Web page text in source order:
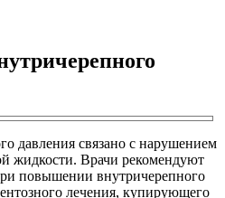
давления связано с нарушением
жидкости. Врачи рекомендуют
повышении внутричерепного
лечения, купирующего